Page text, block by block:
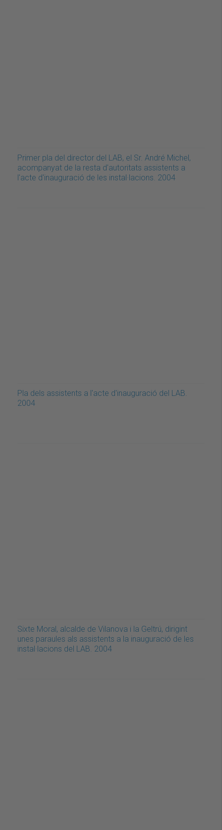
Primer pla del director del LAB, el Sr. André Michel,
acompanyat de la resta d'autoritats assistents a
l'acte d'inauguració de les instal·lacions. 2004
Pla dels assistents a l'acte d'inauguració del LAB.
2004
Sixte Moral, alcalde de Vilanova i la Geltrú, dirigint
unes paraules als assistents a la inauguració de les
instal·lacions del LAB. 2004